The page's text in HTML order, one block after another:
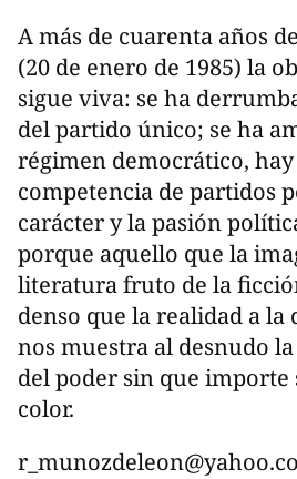
A más de cuarenta años
(20 de enero de 1985) la
sigue viva: se ha
del partido único; se ha
régimen democrático,
competencia de partidos
carácter y la pasión
porque aquello que la
literatura fruto de la
denso que la realidad a la
nos muestra al desnudo
del poder sin que importe
color.